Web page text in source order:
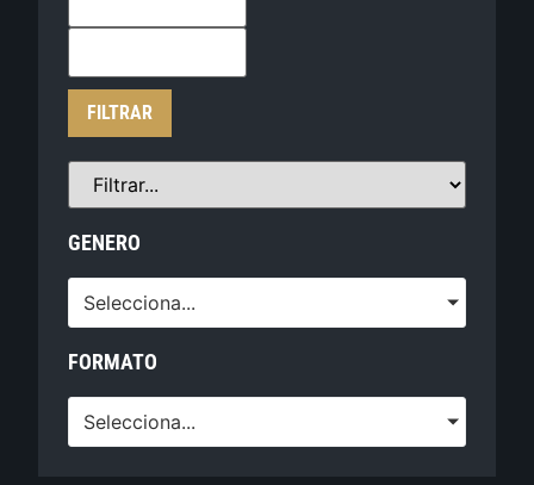
FILTRAR
GENERO
Selecciona...
FORMATO
Selecciona...